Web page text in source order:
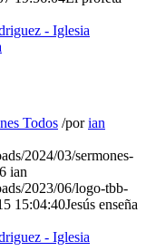
Todos /porian
2024/03/sermones-
ian
2023/06/logo-tbb-
15:04:40Jesús enseña